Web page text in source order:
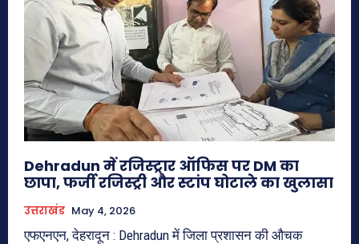
Dehradun में रजिस्ट्रार ऑफिस पर DM का
छापा, फर्जी रजिस्ट्री और स्टांप घोटाले का खुलासा
उत्तराखंड May 4, 2026
एफएनएन, देहरादून : Dehradun में जिला प्रशासन की औचक